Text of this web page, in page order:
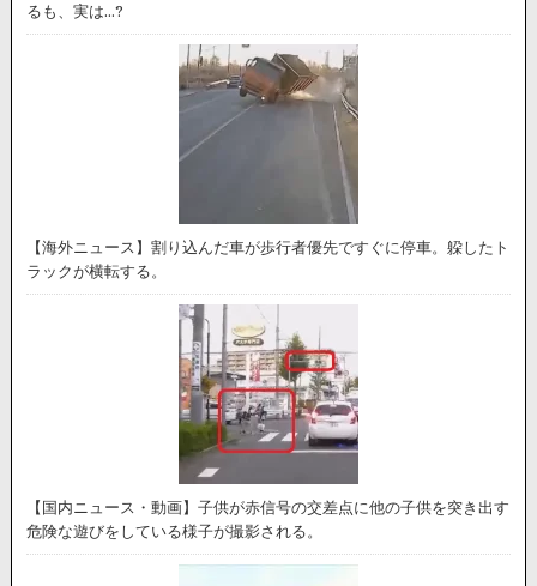
るも、実は…?
【海外ニュース】割り込んだ車が歩行者優先ですぐに停車。躱したト
ラックが横転する。
【国内ニュース・動画】子供が赤信号の交差点に他の子供を突き出す
危険な遊びをしている様子が撮影される。